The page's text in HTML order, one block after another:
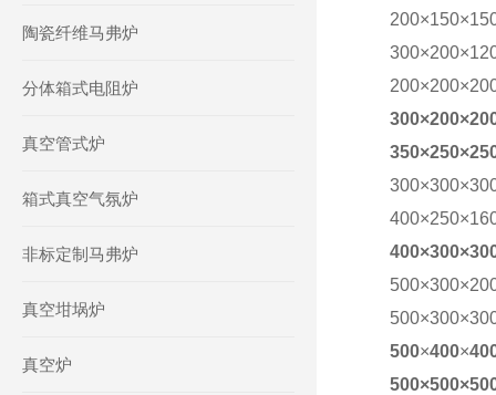
陶瓷纤维马弗炉
分体箱式电阻炉
真空管式炉
箱式真空气氛炉
非标定制马弗炉
真空坩埚炉
真空炉
200×150×
300×200×
350×250×
400×250×
500×400×